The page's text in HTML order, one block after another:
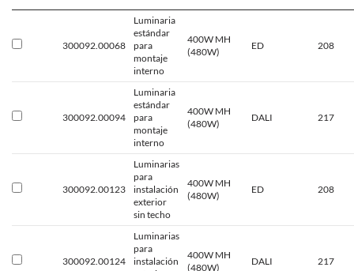
300092.00068
Luminaria
estándar
para
montaje
interno
400W MH
(480W)
ED 208
300092.00094
Luminaria
estándar
para
montaje
interno
400W MH
(480W)
DALI 217
300092.00123
Luminarias
para
instalación
exterior
sin techo
400W MH
(480W)
ED 208
300092.00124
Luminarias
para
instalación
400W MH
(480W)
DALI 217